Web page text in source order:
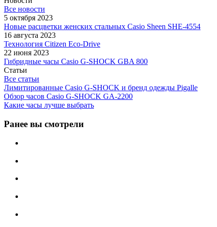
Все новости
5 октября 2023
Новые расцветки женских стальных Casio Sheen SHE-4554
16 августа 2023
Технология Citizen Eco-Drive
22 июня 2023
Гибридные часы Casio G-SHOCK GBA 800
Статьи
Все статьи
Лимитированные Casio G-SHOCK и бренд одежды Pigalle
Обзор часов Casio G-SHOCK GA-2200
Какие часы лучше выбрать
Ранее вы смотрели